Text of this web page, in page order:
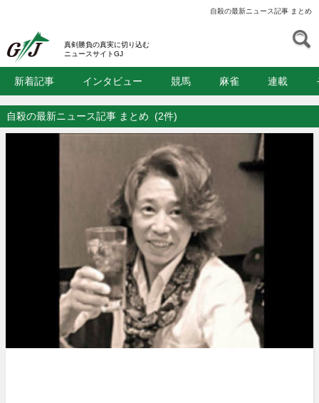
自殺の最新ニュース記事 まとめ
真剣勝負の真実に切り込む
ニュースサイトGJ
新着記事 インタビュー 競馬 麻雀 連載
自殺の最新ニュース記事 まとめ (2件)